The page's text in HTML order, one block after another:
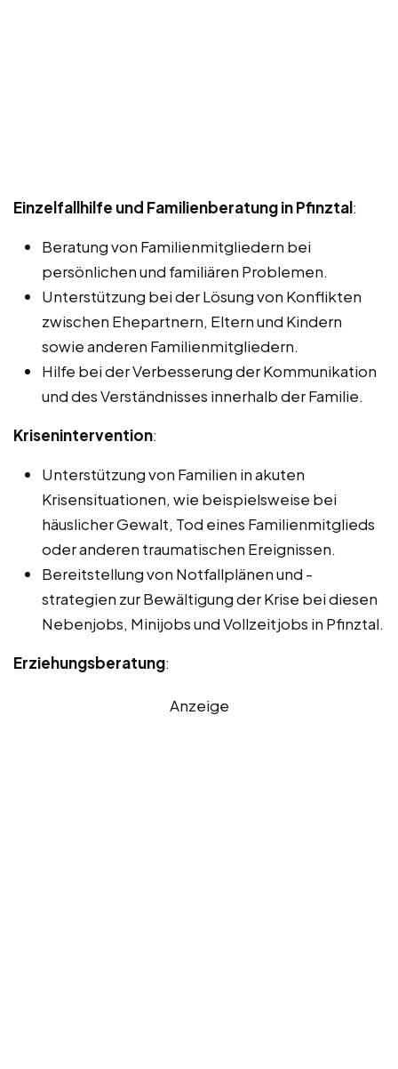
Einzelfallhilfe und Familienberatung in Pfinztal:
Beratung von Familienmitgliedern bei
persönlichen und familiären Problemen.
Unterstützung bei der Lösung von Konflikten
zwischen Ehepartnern, Eltern und Kindern
sowie anderen Familienmitgliedern.
Hilfe bei der Verbesserung der Kommunikation
und des Verständnisses innerhalb der Familie.
Krisenintervention:
Unterstützung von Familien in akuten
Krisensituationen, wie beispielsweise bei
häuslicher Gewalt, Tod eines Familienmitglieds
oder anderen traumatischen Ereignissen.
Bereitstellung von Notfallplänen und -
strategien zur Bewältigung der Krise bei diesen
Nebenjobs, Minijobs und Vollzeitjobs in Pfinztal.
Erziehungsberatung:
Anzeige